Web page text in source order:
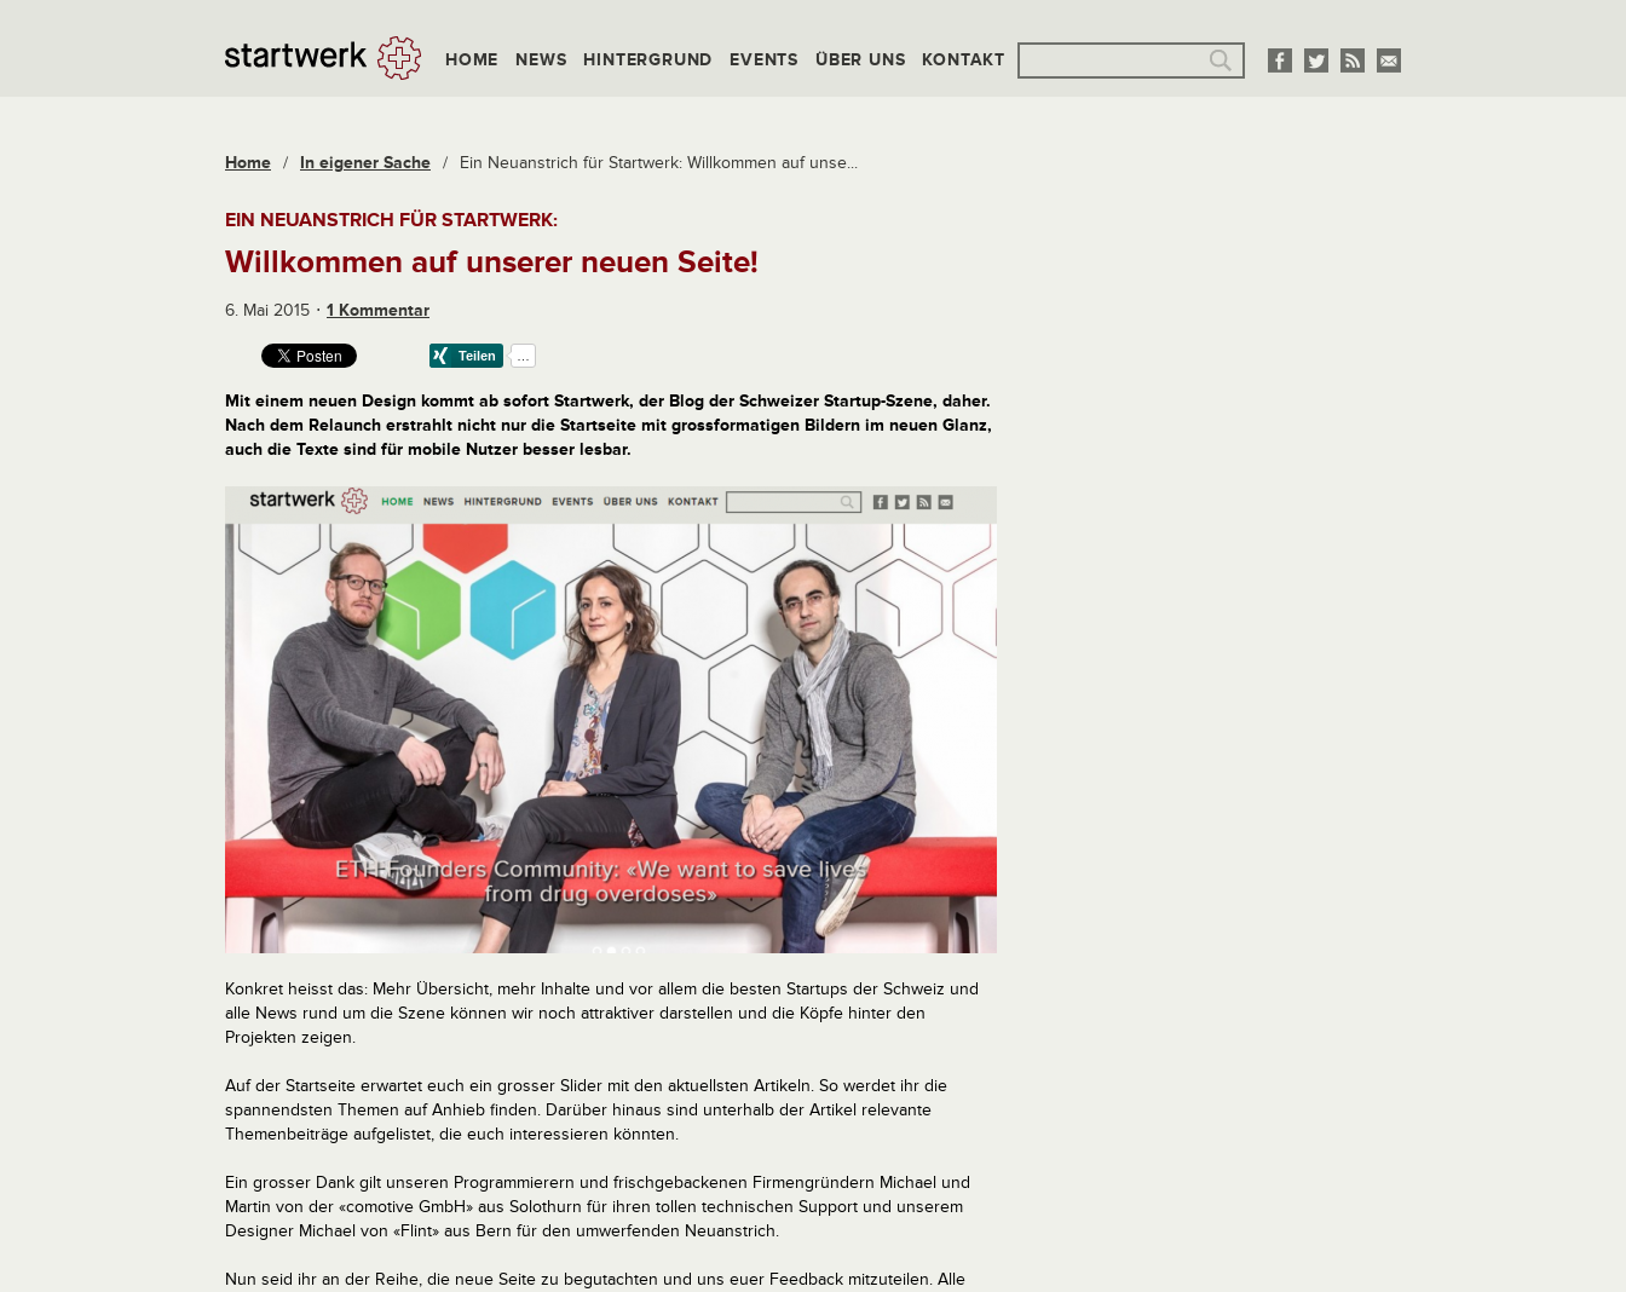
HOME NEWS HINTERGRUND EVENTS ÜBER UNS KONTAKT
Home / In eigener Sache / Ein Neuanstrich für Startwerk: Willkommen auf unse...
EIN NEUANSTRICH FÜR STARTWERK:
Willkommen auf unserer neuen Seite!
6. Mai 2015 1 Kommentar
Mit einem neuen Design kommt ab sofort Startwerk, der Blog der Schweizer Startup-Szene, daher.
Nach dem Relaunch erstrahlt nicht nur die Startseite mit grossformatigen Bildern im neuen Glanz,
auch die Texte sind für mobile Nutzer besser lesbar.
Konkret heisst das: Mehr Übersicht, mehr Inhalte und vor allem die besten Startups der Schweiz und
alle News rund um die Szene können wir noch attraktiver darstellen und die Köpfe hinter den
Projekten zeigen.
Auf der Startseite erwartet euch ein grosser Slider mit den aktuellsten Artikeln. So werdet ihr die
spannendsten Themen auf Anhieb finden. Darüber hinaus sind unterhalb der Artikel relevante
Themenbeiträge aufgelistet, die euch interessieren könnten.
Ein grosser Dank gilt unseren Programmierern und frischgebackenen Firmengründern Michael und
Martin von der «comotive GmbH» aus Solothurn für ihren tollen technischen Support und unserem
Designer Michael von «Flint» aus Bern für den umwerfenden Neuanstrich.
Nun seid ihr an der Reihe, die neue Seite zu begutachten und uns euer Feedback mitzuteilen. Alle